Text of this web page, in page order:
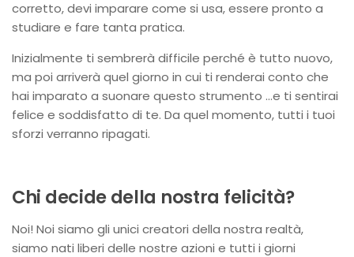
corretto, devi imparare come si usa, essere pronto a
studiare e fare tanta pratica.
Inizialmente ti sembrerà difficile perché è tutto nuovo,
ma poi arriverà quel giorno in cui ti renderai conto che
hai imparato a suonare questo strumento …e ti sentirai
felice e soddisfatto di te. Da quel momento, tutti i tuoi
sforzi verranno ripagati.
Chi decide della nostra felicità?
Noi! Noi siamo gli unici creatori della nostra realtà,
siamo nati liberi delle nostre azioni e tutti i giorni